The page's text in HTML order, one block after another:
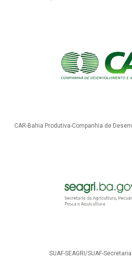
CAR-Bahia Produtiva-Companhia de
SUAF-SEAGRI/SUAF-